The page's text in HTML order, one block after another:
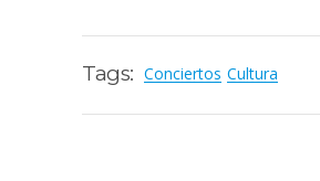
Tags: Conciertos Cultura